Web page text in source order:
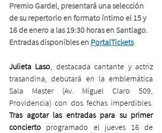
Premio Gardel, presentará una selección
de su repertorio en formato íntimo el 15 y
16 de enero a las 19:30 horas en Santiago.
Entradas disponibles en PortalTickets
Julieta Laso, destacada cantante y actriz
trasandina, debutará en la emblemática
Sala Master (Av. Miguel Claro 509,
Tras agotar las entradas para su primer
concierto programado el jueves 16 de